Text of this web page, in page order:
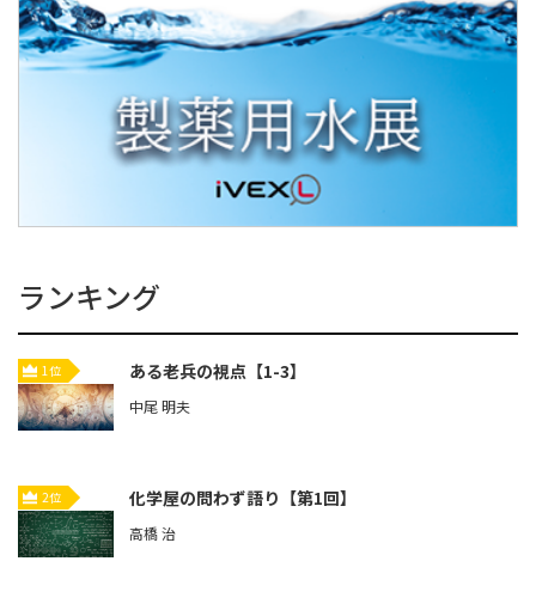
ランキング
1位 ある老兵の視点【1-3】
中尾 明夫
2位 化学屋の問わず語り【第1回】
高橋 治